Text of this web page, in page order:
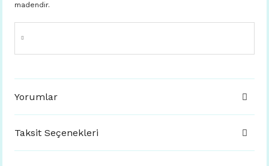
madendir.
Yorumlar
Taksit Seçenekleri